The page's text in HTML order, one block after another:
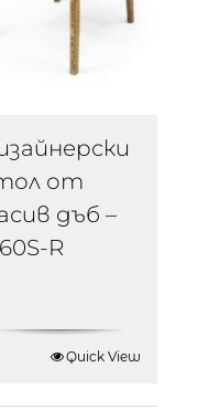
от
дъб –
R
Quick View